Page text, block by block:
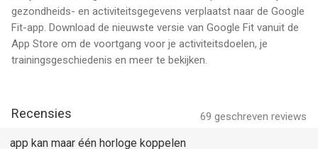
Wear OS by Google van Google is een iPhone app met iOS
versie 15.0 of hoger, geschikt bevonden voor gebruikers met
leeftijden vanaf17 jaar.
Informatie voor Wear OS by Googleis het laatst vergeleken op
gezondheids- en activiteitsgegevens verplaatst naar de Google
Fit-app. Download de nieuwste versie van Google Fit vanuit de
App Store om de voortgang voor je activiteitsdoelen, je
trainingsgeschiedenis en meer te bekijken.
69 geschreven reviews
Recensies
app kan maar één horloge koppelen